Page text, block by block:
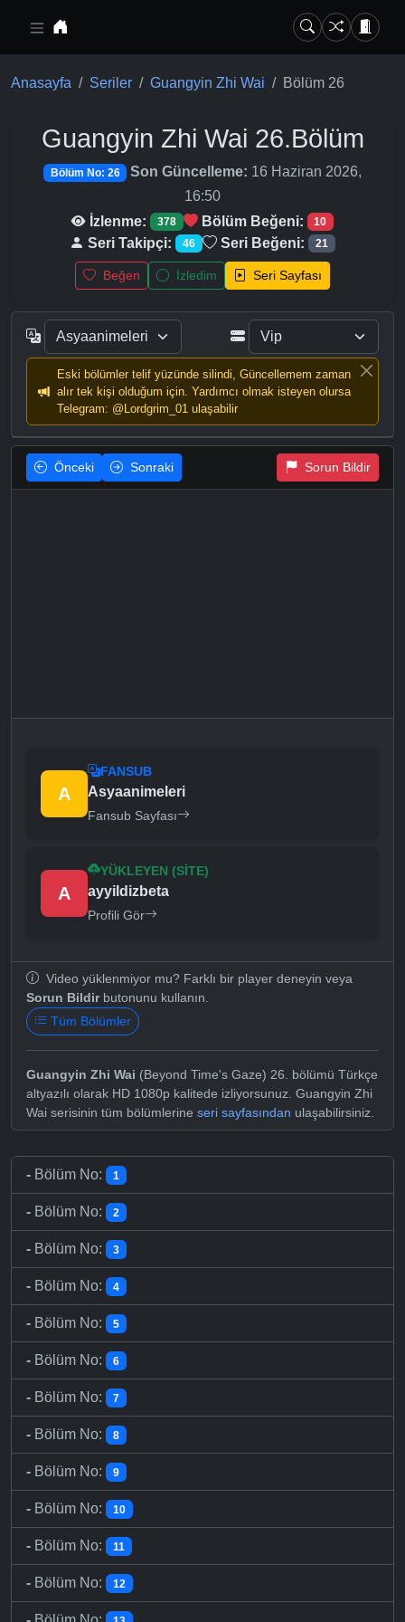
Anasayfa Seriler Guangyin Zhi Wai Bölüm 26
Guangyin Zhi Wai 26.Bölüm
Bölüm No: 26 Son Güncelleme: 16 Haziran 2026,
16:50
İzlenme:
378 Bölüm Beğeni: 10
Seri Takipçi: 46 Seri Beğeni: 21
Beğen İzledim Seri Sayfası
Eski bölümler telif yüzünde silindi, Güncellemem zaman
alır tek kişi olduğum için. Yardımcı olmak isteyen olursa
Telegram: @Lordgrim_01 ulaşabilir
Önceki Sonraki Sorun Bildir
A
FANSUB
Asyaanimeleri
Fansub Sayfası
A
YÜKLEYEN (SITE)
ayyildizbeta
Profili Gör
Video yüklenmiyor mu? Farklı bir player deneyin veya
Sorun Bildirbutonunu kullanın.
Tüm Bölümler
Guangyin Zhi Wai (Beyond Time's Gaze) 26. bölümü Türkçe
altyazılı olarak HD 1080p kalitede izliyorsunuz. Guangyin Zhi
Wai serisinin tüm bölümlerine seri sayfasından ulaşabilirsiniz.
- Bölüm No: 1
- Bölüm No: 2
- Bölüm No: 3
- Bölüm No: 4
- Bölüm No: 5
- Bölüm No: 6
- Bölüm No: 7
- Bölüm No: 8
- Bölüm No: 9
- Bölüm No: 10
- Bölüm No: 11
- Bölüm No: 12